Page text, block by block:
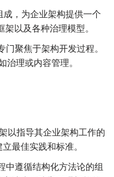
，为企业架构提供一个
以及各种治理模型。
聚焦于架构开发过程。
治理或内容管理。
以指导其企业架构工作的
最佳实践和标准。
中遵循结构化方法论的组